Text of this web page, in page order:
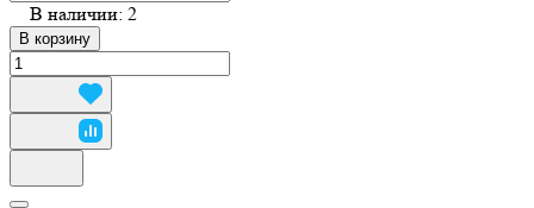
В наличии: 2
В корзину